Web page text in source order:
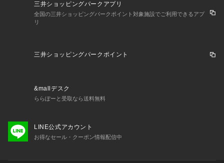
三井ショッピングパークアプリ
全国の三井ショッピングパークポイント対象施設でご利用できるアプ
リ
三井ショッピングパークポイント
&mallデスク
ららぽーと受取なら送料無料
LINE公式アカウント
お得なセール・クーポン情報配信中